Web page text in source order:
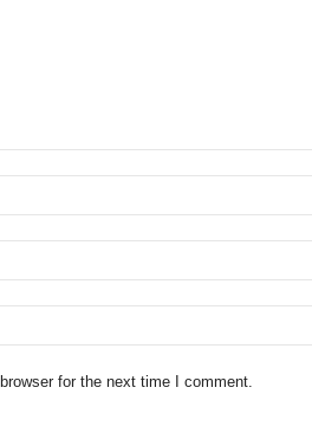
for the next time I comment.